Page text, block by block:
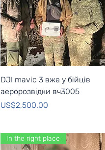
Quick View
DJI mavic 3 вже у бійців
аеророзвідки вч3005
Price
US$2,500.00
In the right place